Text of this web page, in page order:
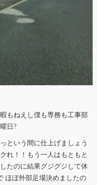
もねえし僕も専務も工事部
日?
という間に仕上げましょう
れ！！もう一人はもともと
たのに結果グジグジして休
ほぼ外部足場決めましたの